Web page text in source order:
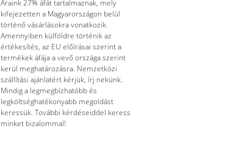
Áraink 27% áfát tartalmaznak, mely
kifejezetten a Magyarországon belül
történő vásárlásokra vonatkozik.
Amennyiben külföldre történik az
értékesítés, az EU előírásai szerint a
termékek áfája a vevő országa szerint
kerül meghatározásra. Nemzetközi
szállítási ajánlatért kérjük, írj nekünk.
Mindig a legmegbízhatóbb és
legköltséghatékonyabb megoldást
keressük. További kérdéseiddel keress
minket bizalommal!